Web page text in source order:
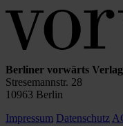
Berliner vorwärts
Stresemannstr. 28
10963 Berlin
Impressum Datenschutz